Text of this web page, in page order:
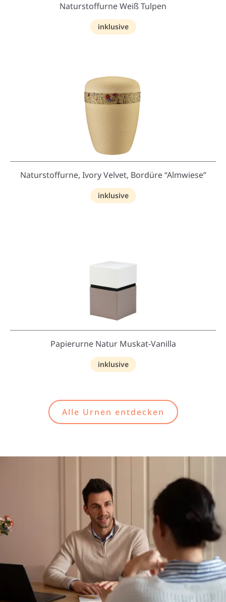
Naturstoffurne Weiß Tulpen
inklusive
Naturstoffurne, Ivory Velvet, Bordüre “Almwiese”
inklusive
Papierurne Natur Muskat-Vanilla
inklusive
Alle Urnen entdecken